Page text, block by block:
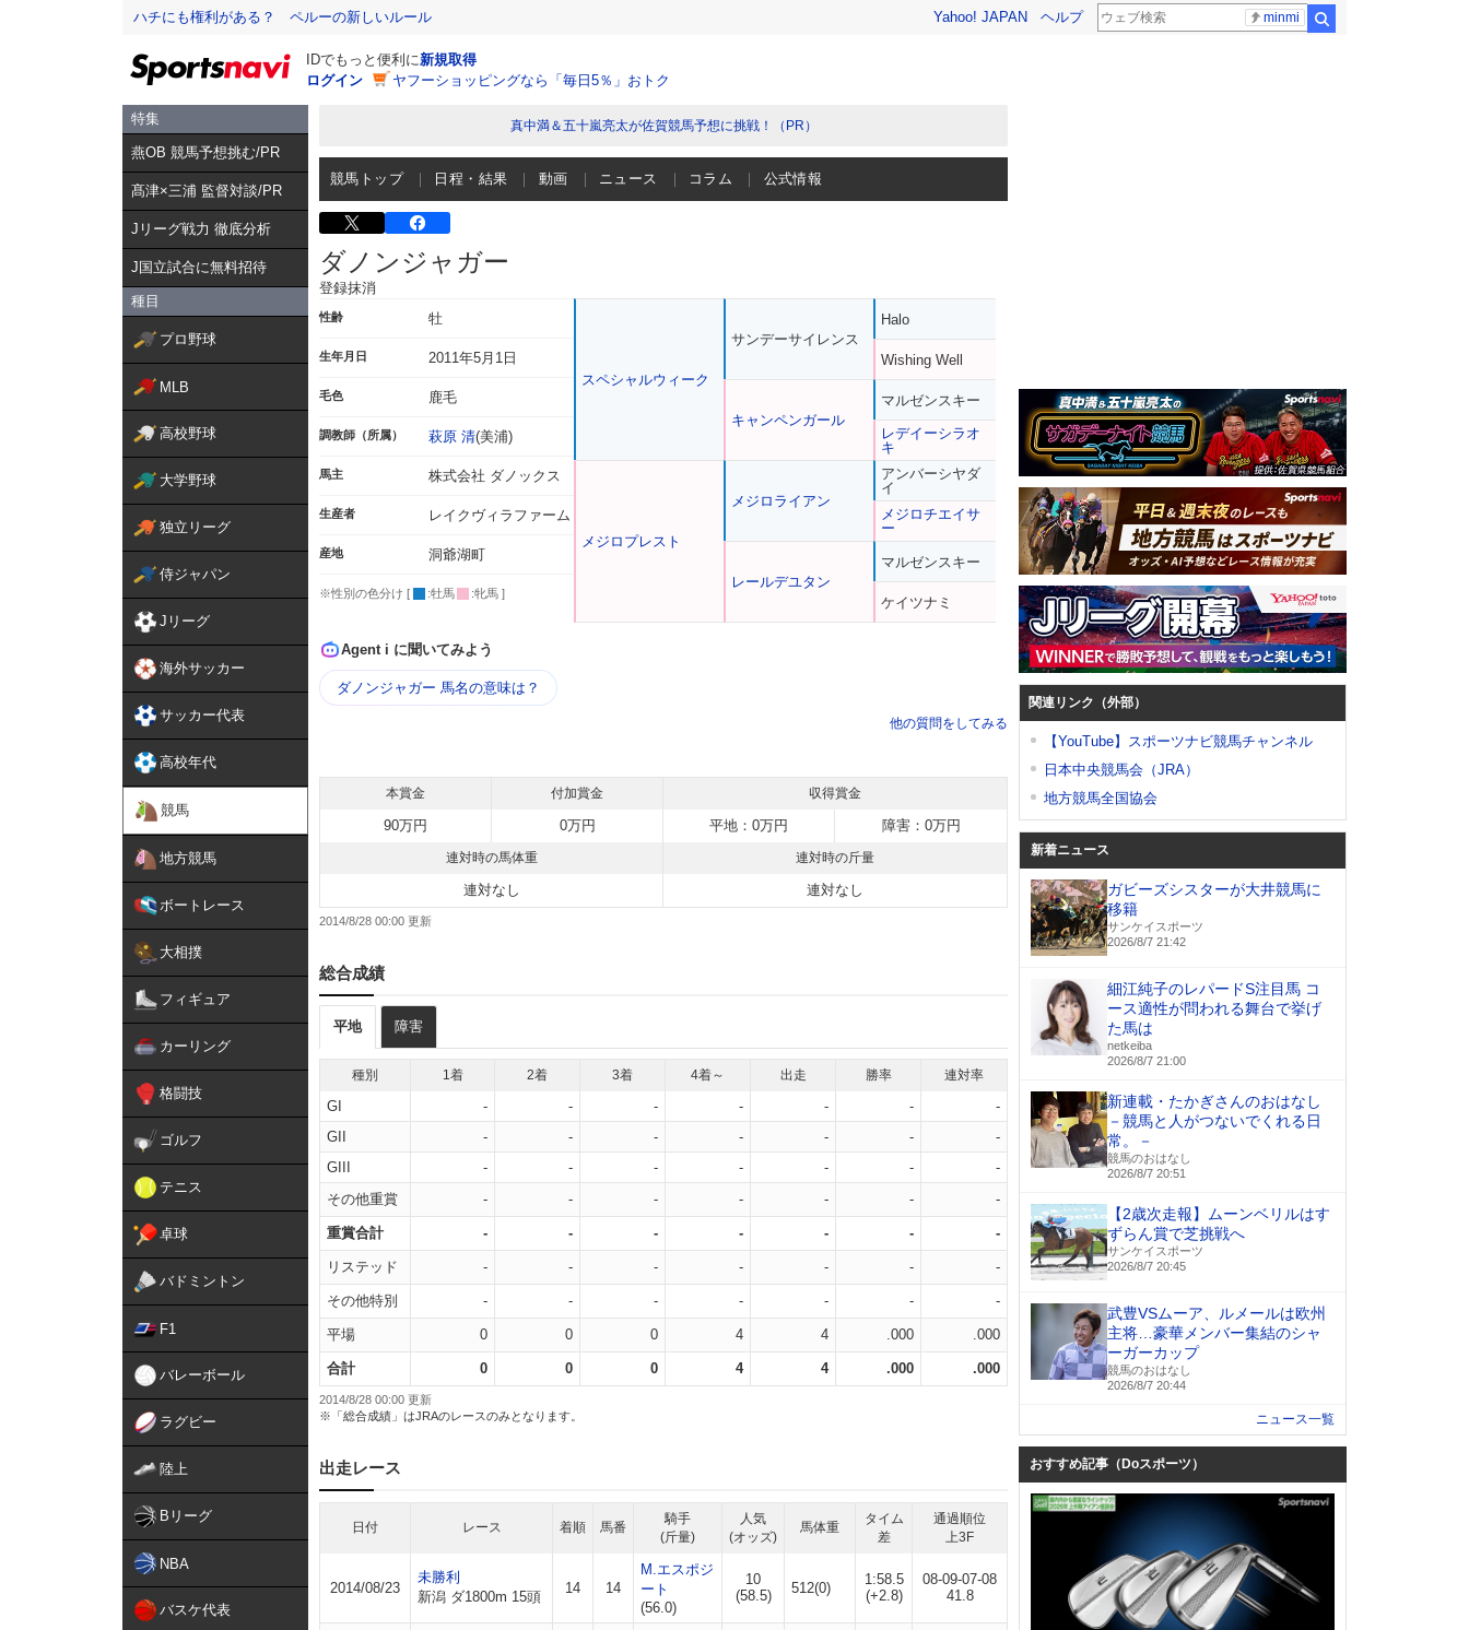
ハチにも権利がある？ ペルーの新しいルール Yahoo! JAPAN ヘルプ minmi
IDでもっと便利に新規取得
ログイン
ヤフーショッピングなら「毎日5％」おトク
特集
燕OB 競馬予想挑む/PR
髙津×三浦 監督対談/PR
Jリーグ戦力 徹底分析
J国立試合に無料招待
種目
プロ野球
MLB
高校野球
大学野球
独立リーグ
侍ジャパン
Jリーグ
海外サッカー
サッカー代表
高校年代
競馬
地方競馬
ボートレース
大相撲
フィギュア
カーリング
格闘技
ゴルフ
テニス
卓球
バドミントン
F1
バレーボール
ラグビー
陸上
Bリーグ
NBA
バスケ代表
真中満＆五十嵐亮太が佐賀競馬予想に挑戦！（PR）
競馬トップ 日程・結果 動画 ニュース コラム 公式情報
ダノンジャガー
登録抹消
性齢 牡
生年月日 2011年5月1日
毛色 鹿毛
調教師（所属） 萩原 清(美浦)
馬主 株式会社 ダノックス
生産者 レイクヴィラファーム
産地 洞爺湖町
※性別の色分け [ :牡馬 :牝馬 ]
スペシャルウィーク
メジロプレスト
サンデーサイレンス
キャンペンガール
メジロライアン
レールデユタン
Halo
Wishing Well
マルゼンスキー
レデイーシラオ
キ
アンバーシヤダ
イ
メジロチエイサ
ー
マルゼンスキー
ケイツナミ
Agent i に聞いてみよう
ダノンジャガー 馬名の意味は？
他の質問をしてみる
本賞金 付加賞金 収得賞金
90万円 0万円 平地：0万円 障害：0万円
連対時の馬体重 連対時の斤量
連対なし 連対なし
2014/8/28 00:00
総合成績
平地 障害
種別 1着 2着 3着 4着～ 出走 勝率 連対率
GI - - - - - -
-
GII
- - - - - -
-
GIII
- - - - - -
-
その他重賞
- - - - - - -
重賞合計 - - - - - - -
リステッド - - - - - - -
その他特別 - - - - - - -
平場 0 0 0 4 4 .000 .000
合計 0 0 0 4 4 .000 .000
2014/8/28 00:00 更新
※「総合成績」はJRAのレースのみとなります。
出走レース
日付 レース 着順 馬番
騎手
(斤量)
人気
(オッズ)
馬体重
タイム
差
通過順位
上3F
2014/08/23
未勝利
新潟 ダ1800m 15頭
14 14
M.エスポジ
ート
(56.0)
10
(58.5)
512(0)
1:58.5
(+2.8)
08-09-07-08
41.8
関連リンク（外部）
【YouTube】スポーツナビ競馬チャンネル
日本中央競馬会（JRA）
地方競馬全国協会
新着ニュース
ガビーズシスターが大井競馬に
移籍
サンケイスポーツ
2026/8/7 21:42
細江純子のレパードS注目馬 コ
ース適性が問われる舞台で挙げ
た馬は
netkeiba
2026/8/7 21:00
新連載・たかぎさんのおはなし
－競馬と人がつないでくれる日
常。－
競馬のおはなし
2026/8/7 20:51
【2歳次走報】ムーンベリルはす
ずらん賞で芝挑戦へ
サンケイスポーツ
2026/8/7 20:45
武豊VSムーア、ルメールは欧州
主将…豪華メンバー集結のシャ
ーガーカップ
競馬のおはなし
2026/8/7 20:44
ニュース一覧
おすすめ記事（Doスポーツ）